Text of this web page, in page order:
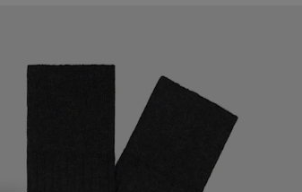
Skarpetki czarne Regular